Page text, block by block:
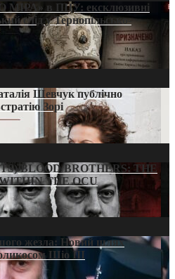
в ПЦУ: ексклюзивні
слід у Тернопільсько-
Шевчук публічно
Зорі
BLOOD BROTHERS: THE
THE OCU
жезла: Новий шлях
Шіо III